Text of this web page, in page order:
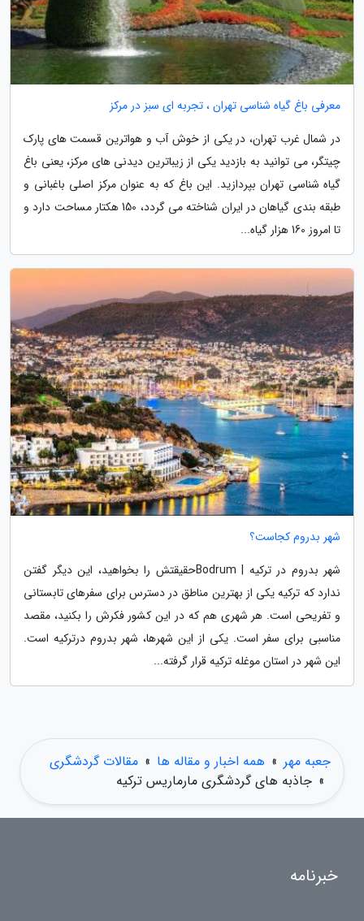
معرفی باغ گیاه شناسی تهران ، تجربه ای سبز در مرکز
در شمال غرب تهران، در یکی از خوش آب و هواترین قسمت های پارک
چیتگر، می توانید به بازدید یکی از زیباترین دیدنی های مرکز، یعنی باغ
گیاه شناسی تهران بپردازید. این باغ که به عنوان مرکز اصلی باغبانی و
طبقه بندی گیاهان در ایران شناخته می گردد، 150 هکتار مساحت دارد و
تا امروز 160 هزار گیاه...
شهر بدروم کجاست؟
شهر بدروم در ترکیه | Bodrumحقیقتش را بخواهید، این دیگر گفتن
ندارد که ترکیه یکی از بهترین مناطق در دسترس برای سفرهای تابستانی
و تفریحی است. هر شهری هم که در این کشور فکرش را بکنید، مقصد
مناسبی برای سفر است. یکی از این شهرها، شهر بدروم درترکیه است.
این شهر در استان موغله ترکیه قرار گرفته...
جعبه مهر » همه اخبار و مقاله ها » مقالات گردشگری
» جاذبه های گردشگری مارماریس ترکیه
خبرنامه